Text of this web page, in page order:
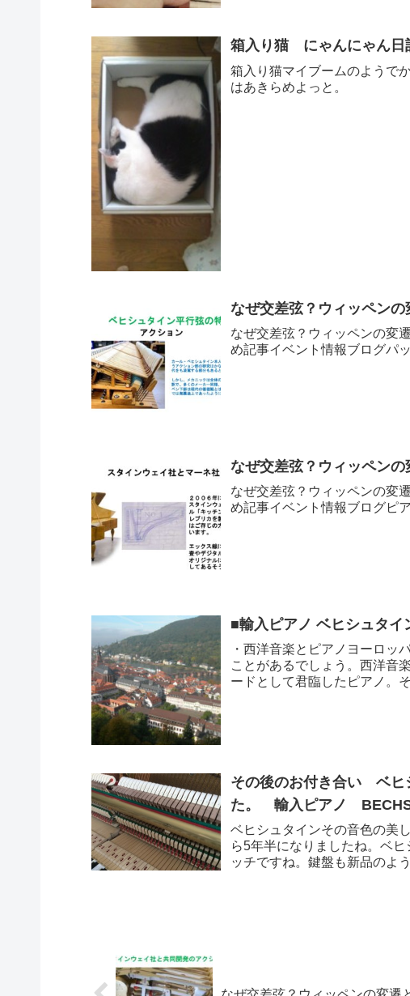
箱入り猫 にゃんにゃん日
箱入り猫マイブームのようで
はあきらめよっと。
なぜ交差弦？ウィッペン
なぜ交差弦？ウィッペンの変
め記事イベント情報ブログパ
なぜ交差弦？ウィッペン
なぜ交差弦？ウィッペンの変
め記事イベント情報ブログピ
■輸入ピアノ ベヒシュタ
・西洋音楽とピアノヨーロッ
ことがあるでしょう。西洋音
ードとして君臨したピアノ。
その後のお付き合い ベ
た。 輸入ピアノ
ベヒシュタインその音色の美
ら5年半になりましたね。ベ
ッチですね。鍵盤も新品のよ